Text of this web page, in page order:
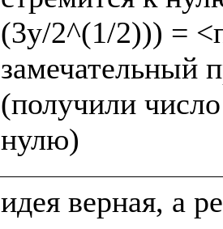
(3y/2^(1/2))) =
замечательный
(получили